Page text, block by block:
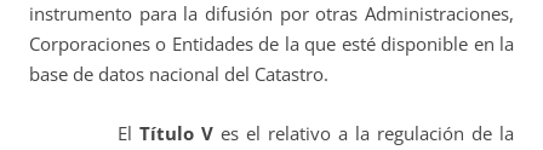
instrumento para la difusión por otras Administraciones,
Corporaciones o Entidades de la que esté disponible en la
base de datos nacional del Catastro.
El Título Ves el relativo a la regulación de la